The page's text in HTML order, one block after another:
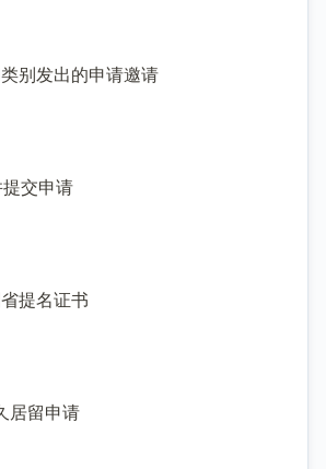
别发出的申请邀请
交申请
提名证书
居留申请